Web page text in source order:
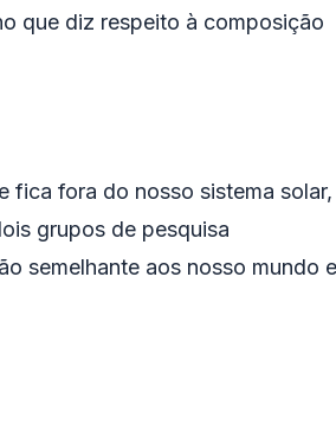
que diz respeito à composição
fica fora do nosso sistema solar,
grupos de pesquisa
semelhante aos nosso mundo e